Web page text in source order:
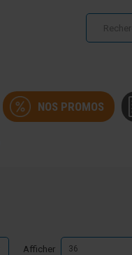
NOS PROMOS
Afficher 36